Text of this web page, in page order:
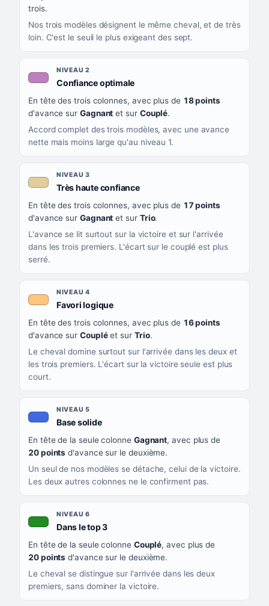
trois.
Nos trois modèles désignent le même cheval, et de très
loin. C'est le seuil le plus exigeant des sept.
NIVEAU 2
Confiance optimale, couleur mauve
En tête des trois colonnes, avec plus de 18 points
d'avance sur Gagnant et sur Couplé.
Accord complet des trois modèles, avec une avance
nette mais moins large qu'au niveau 1.
NIVEAU 3
Très haute confiance, couleur beige
En tête des trois colonnes, avec plus de 17 points
d'avance sur Gagnant et sur Trio.
L'avance se lit surtout sur la victoire et sur l'arrivée
dans les trois premiers. L'écart sur le couplé est plus
serré.
NIVEAU 4
Favori logique, couleur orange clair
En tête des trois colonnes, avec plus de 16 points
d'avance sur Coupléet sur Trio.
Le cheval domine surtout sur l'arrivée dans les deux et
les trois premiers. L'écart sur la victoire seule est plus
court.
NIVEAU 5
Base solide, couleur bleu roi
En tête de la seule colonne Gagnant, avec plus de
20 points d'avance sur le deuxième.
Un seul de nos modèles se détache, celui de la victoire.
Les deux autres colonnes ne le confirment pas.
NIVEAU 6
Dans le top 3, couleur verte
En tête de la seule colonne Couplé, avec plus de
20 points d'avance sur le deuxième.
Le cheval se distingue sur l'arrivée dans les deux
premiers, sans dominer la victoire.